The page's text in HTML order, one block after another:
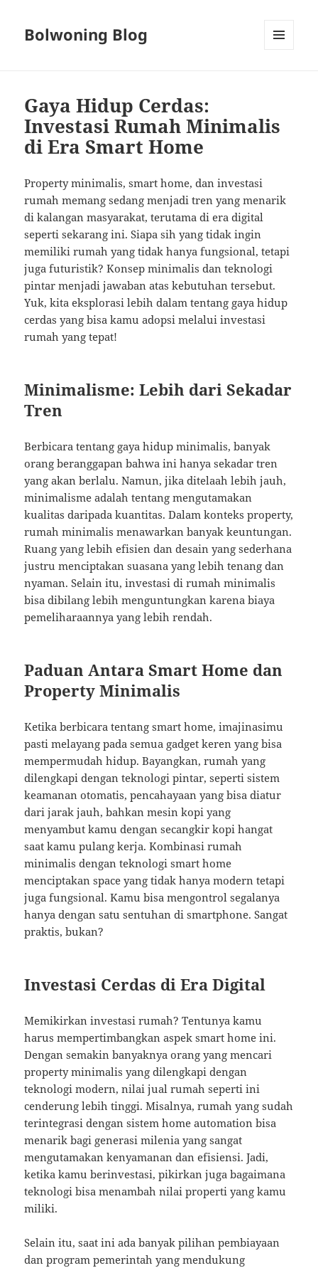
Bolwoning Blog
Gaya Hidup Cerdas:
Investasi Rumah Minimalis
di Era Smart Home
Property minimalis, smart home, dan investasi
rumah memang sedang menjadi tren yang menarik
di kalangan masyarakat, terutama di era digital
seperti sekarang ini. Siapa sih yang tidak ingin
memiliki rumah yang tidak hanya fungsional, tetapi
juga futuristik? Konsep minimalis dan teknologi
pintar menjadi jawaban atas kebutuhan tersebut.
Yuk, kita eksplorasi lebih dalam tentang gaya hidup
cerdas yang bisa kamu adopsi melalui investasi
rumah yang tepat!
Minimalisme: Lebih dari Sekadar
Tren
Berbicara tentang gaya hidup minimalis, banyak
orang beranggapan bahwa ini hanya sekadar tren
yang akan berlalu. Namun, jika ditelaah lebih jauh,
minimalisme adalah tentang mengutamakan
kualitas daripada kuantitas. Dalam konteks property,
rumah minimalis menawarkan banyak keuntungan.
Ruang yang lebih efisien dan desain yang sederhana
justru menciptakan suasana yang lebih tenang dan
nyaman. Selain itu, investasi di rumah minimalis
bisa dibilang lebih menguntungkan karena biaya
pemeliharaannya yang lebih rendah.
Paduan Antara Smart Home dan
Property Minimalis
Ketika berbicara tentang smart home, imajinasimu
pasti melayang pada semua gadget keren yang bisa
mempermudah hidup. Bayangkan, rumah yang
dilengkapi dengan teknologi pintar, seperti sistem
keamanan otomatis, pencahayaan yang bisa diatur
dari jarak jauh, bahkan mesin kopi yang
menyambut kamu dengan secangkir kopi hangat
saat kamu pulang kerja. Kombinasi rumah
minimalis dengan teknologi smart home
menciptakan space yang tidak hanya modern tetapi
juga fungsional. Kamu bisa mengontrol segalanya
hanya dengan satu sentuhan di smartphone. Sangat
praktis, bukan?
Investasi Cerdas di Era Digital
Memikirkan investasi rumah? Tentunya kamu
harus mempertimbangkan aspek smart home ini.
Dengan semakin banyaknya orang yang mencari
property minimalis yang dilengkapi dengan
teknologi modern, nilai jual rumah seperti ini
cenderung lebih tinggi. Misalnya, rumah yang sudah
terintegrasi dengan sistem home automation bisa
menarik bagi generasi milenia yang sangat
mengutamakan kenyamanan dan efisiensi. Jadi,
ketika kamu berinvestasi, pikirkan juga bagaimana
teknologi bisa menambah nilai properti yang kamu
miliki.
Selain itu, saat ini ada banyak pilihan pembiayaan
dan program pemerintah yang mendukung